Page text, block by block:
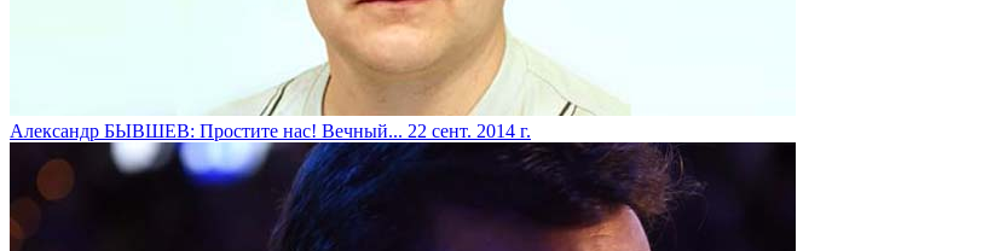
Александр БЫВШЕВ: Простите нас! Вечный... 22 сент. 2014 г.